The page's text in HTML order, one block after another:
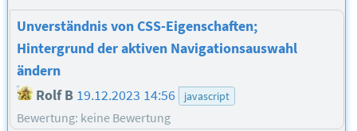
Unverständnis von CSS-Eigenschaften;
Hintergrund der aktiven Navigationsauswahl
ändern
Rolf B 19.12.2023 14:56 javascript
Bewertung: keine Bewertung